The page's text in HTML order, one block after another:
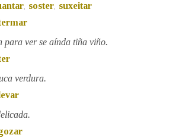
DE BUSCA
, soster, suxeitar
para ver se aínda tiña viño.
verdura.